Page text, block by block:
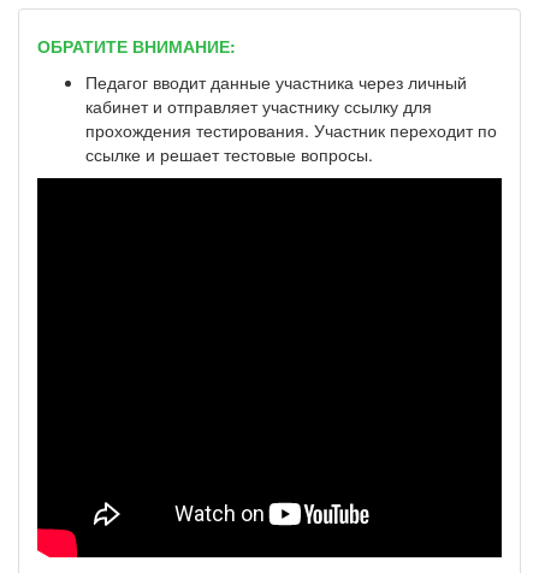
ОБРАТИТЕ ВНИМАНИЕ:
Педагог вводит данные участника через личный
кабинет и отправляет участнику ссылку для
прохождения тестирования. Участник переходит по
ссылке и решает тестовые вопросы.